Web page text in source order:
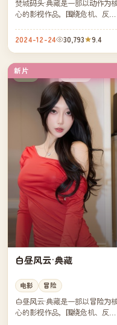
焚城码头·典藏是一部以动作为
心的影视作品，围绕危机、反转
凑，值得推荐观看。
2024-12-24 30,793 9.4
新片
日本
白昼风云·典藏
电影 冒险
白昼风云·典藏是一部以冒险为
心的影视作品，围绕危机、反转